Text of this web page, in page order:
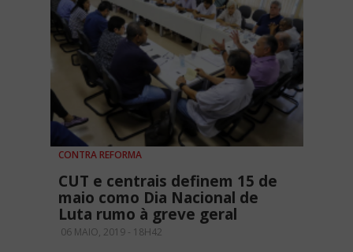
CONTRA REFORMA
CUT e centrais definem 15 de
maio como Dia Nacional de
Luta rumo à greve geral
06 MAIO, 2019 - 18H42